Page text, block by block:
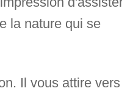
la nature qui se
Il vous attire vers